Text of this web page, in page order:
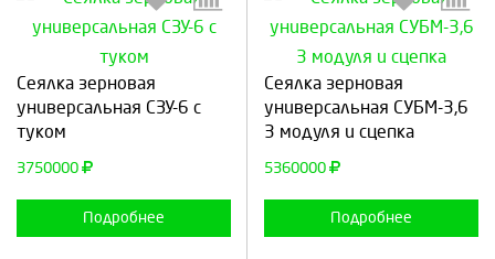
Сеялка зерновая
универсальная СЗУ-6 с
туком
3750000
Подробнее
Выберите количество:
Продолжить
Сеялка зерновая
универсальная СУБМ-3,6
3 модуля и сцепка
5360000
Подробнее
Выберите количество:
Продолжить